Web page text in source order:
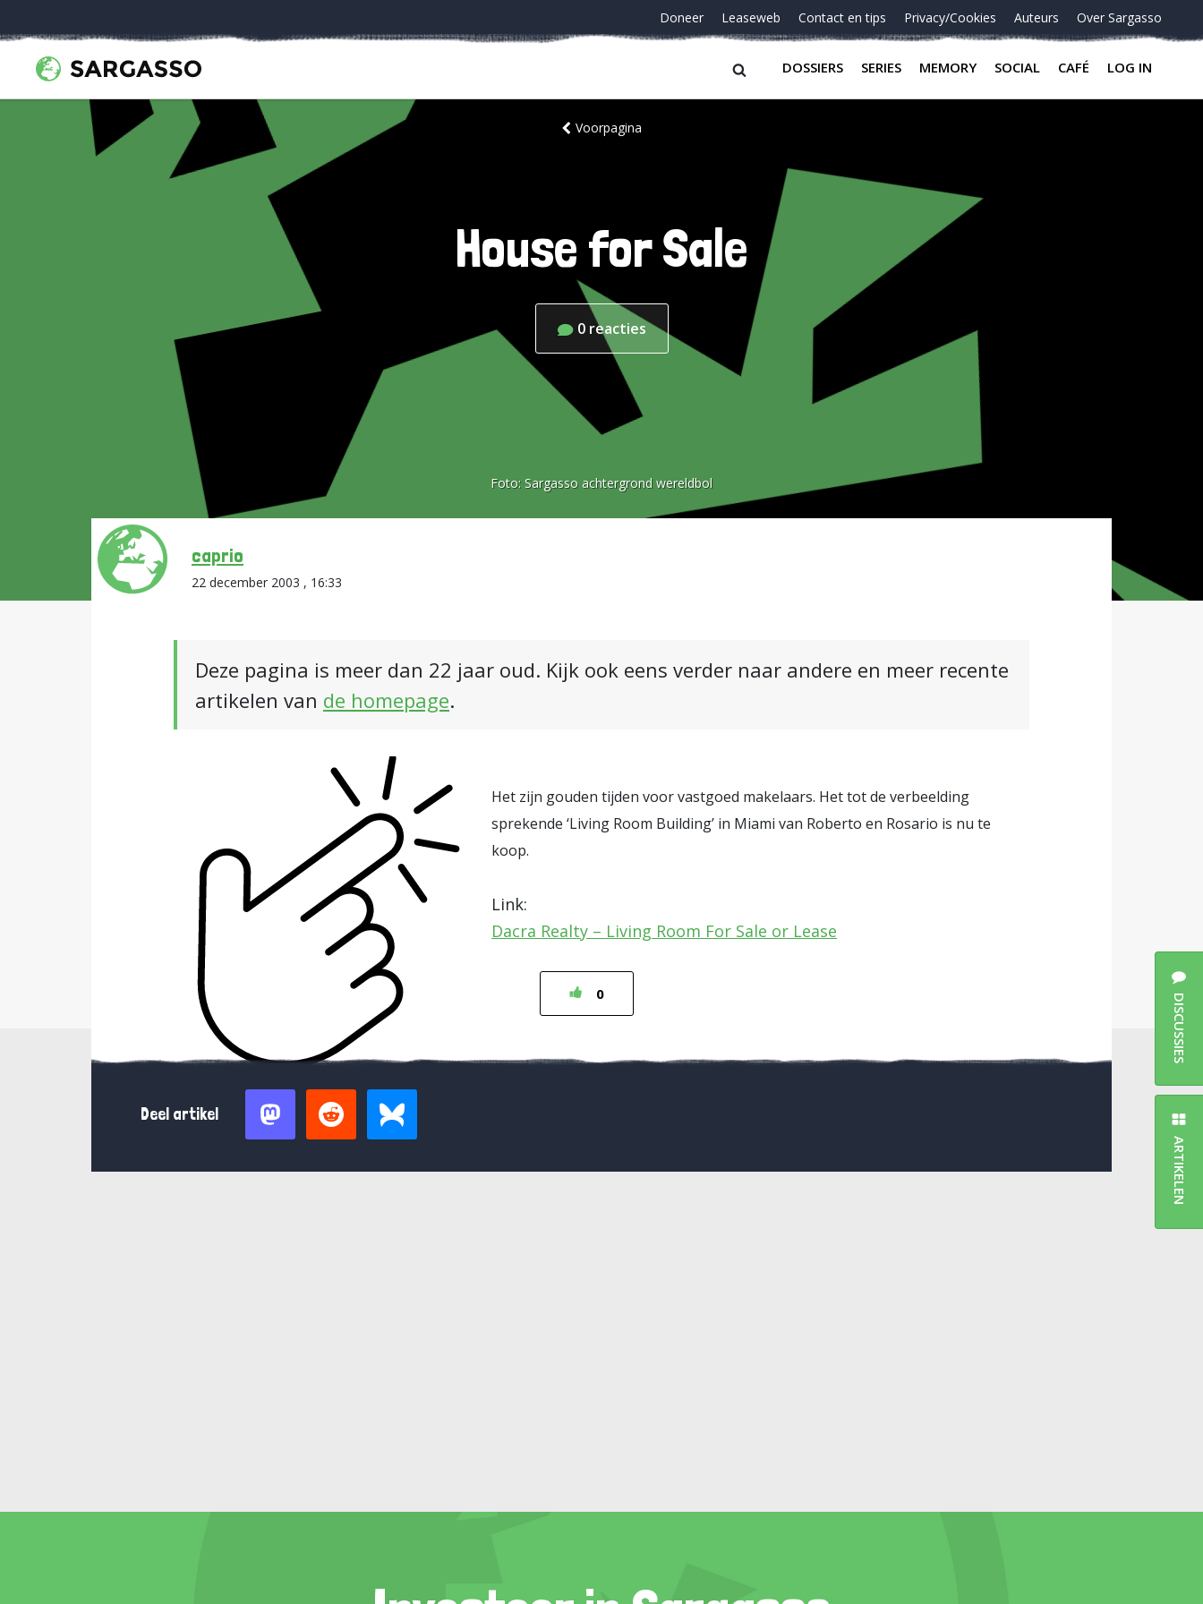
Doneer Leaseweb Contact en tips Privacy/Cookies Auteurs Over Sargasso
DOSSIERS SERIES MEMORY SOCIAL CAFÉ LOG IN
Voorpagina
House for Sale
0 reacties
Foto: Sargasso achtergrond wereldbol
caprio
22 december 2003 , 16:33
Deze pagina is meer dan 22 jaar oud. Kijk ook eens verder naar andere en meer recente
artikelen van de homepage.
Het zijn gouden tijden voor vastgoed makelaars. Het tot de verbeelding
sprekende ‘Living Room Building’ in Miami van Roberto en Rosario is nu te
koop.
Link:
Dacra Realty – Living Room For Sale or Lease
0
Deel artikel
DISCUSSIES
ARTIKELEN